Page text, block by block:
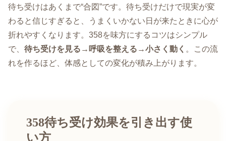
待ち受けはあくまで“合図”です。待ち受けだけで現実が変
わると信じすぎると、うまくいかない日が来たときに心が
折れやすくなります。358を味方にするコツはシンプル
で、 待ち受けを見る→呼吸を整える→小さく動く 。この流
れを作るほど、体感としての変化が積み上がります。
358待ち受け効果を引き出す使
い方